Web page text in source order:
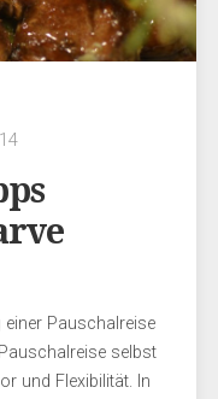
Pauschalreise
selbst
und Flexibilität. In